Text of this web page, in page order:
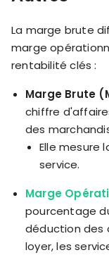
La marge brute
marge
rentabilité clés :
Marge Brute
chiffre
des
Elle mesure
service.
Marge
pourcentage
déduction des
loyer, les